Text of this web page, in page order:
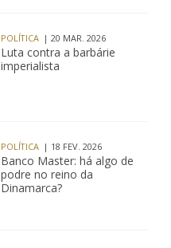
POLÍTICA | 20 MAR. 2026
Luta contra a barbárie
imperialista
POLÍTICA | 18 FEV. 2026
Banco Master: há algo de
podre no reino da
Dinamarca?